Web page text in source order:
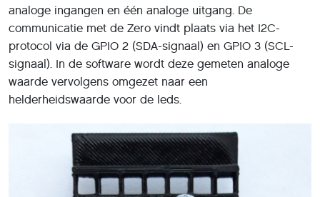
analoge ingangen en één analoge uitgang. De
communicatie met de Zero vindt plaats via het I2C-
protocol via de GPIO 2 (SDA-signaal) en GPIO 3 (SCL-
signaal). In de software wordt deze gemeten analoge
waarde vervolgens omgezet naar een
helderheidswaarde voor de leds.